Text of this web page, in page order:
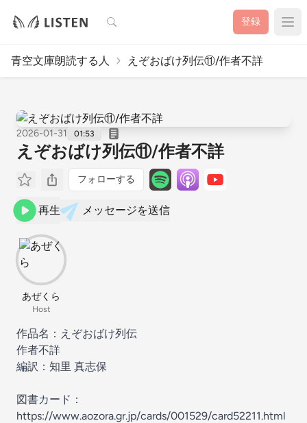
検索 登録
青空文庫朗読する人 えぞおばけ列伝⑪/作者不詳
2026-01-31 01:53
えぞおばけ列伝⑪/作者不詳
フォローする
再生 メッセージを送信
あぜくら
Host
作品名：えぞおばけ列伝
作者不詳
編訳：知里 真志保
図書カード：
https://www.aozora.gr.jp/cards/001529/card52211.html